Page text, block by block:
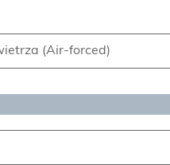
(Air-forced)